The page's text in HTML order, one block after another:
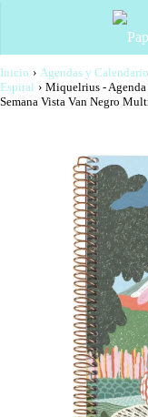
Inicio › Agendas y
Espiral › Miquelrius -
Semana Vista Van Negro